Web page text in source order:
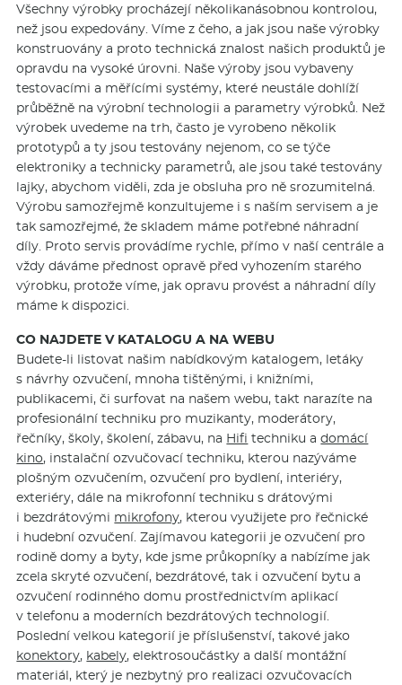
Všechny výrobky procházejí několikanásobnou kontrolou,
než jsou expedovány. Víme z čeho, a jak jsou naše výrobky
konstruovány a proto technická znalost našich produktů je
opravdu na vysoké úrovni. Naše výroby jsou vybaveny
testovacími a měřícími systémy, které neustále dohlíží
průběžně na výrobní technologii a parametry výrobků. Než
výrobek uvedeme na trh, často je vyrobeno několik
prototypů a ty jsou testovány nejenom, co se týče
elektroniky a technicky parametrů, ale jsou také testovány
lajky, abychom viděli, zda je obsluha pro ně srozumitelná.
Výrobu samozřejmě konzultujeme i s naším servisem a je
tak samozřejmé, že skladem máme potřebné náhradní
díly. Proto servis provádíme rychle, přímo v naší centrále a
vždy dáváme přednost opravě před vyhozením starého
výrobku, protože víme, jak opravu provést a náhradní díly
máme k dispozici.
CO NAJDETE V KATALOGU A NA WEBU
Budete-li listovat našim nabídkovým katalogem, letáky
s návrhy ozvučení, mnoha tištěnými, i knižními,
publikacemi, či surfovat na našem webu, takt narazíte na
profesionální techniku pro muzikanty, moderátory,
řečníky, školy, školení, zábavu, na Hifi techniku adomácí
kino, instalační ozvučovací techniku, kterou nazýváme
plošným ozvučením, ozvučení pro bydlení, interiéry,
exteriéry, dále na mikrofonní techniku s drátovými
i bezdrátovými mikrofony, kterou využijete pro řečnické
i hudební ozvučení. Zajímavou kategorii je ozvučení pro
rodině domy a byty, kde jsme průkopníky a nabízíme jak
zcela skryté ozvučení, bezdrátové, tak i ozvučení bytu a
ozvučení rodinného domu prostřednictvím aplikací
v telefonu a moderních bezdrátových technologií.
Poslední velkou kategorií je příslušenství, takové jako
konektory, kabely, elektrosoučástky a další montážní
materiál, který je nezbytný pro realizaci ozvučovacích